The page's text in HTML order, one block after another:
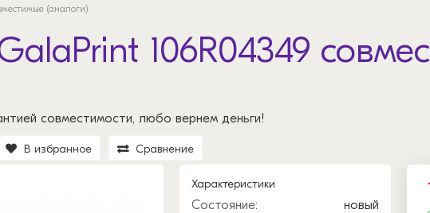
(аналоги)
106R04349
совместимости, любо вернем деньги!
В избранное Сравнение
Характеристики
Состояние:
новый